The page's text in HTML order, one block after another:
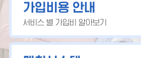
가입비용 안내
서비스 별 가입비 알아보기